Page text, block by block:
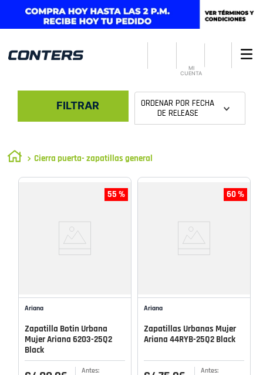
MI
CUENTA
FILTRAR ORDENAR POR FECHA
DE RELEASE
Cierra puerta- zapatillas general
55 %
Ariana
Zapatilla Botin Urbana
Mujer Ariana 6203-25Q2
Black
60 %
Ariana
Zapatillas Urbanas Mujer
Ariana 44RYB-25Q2 Black